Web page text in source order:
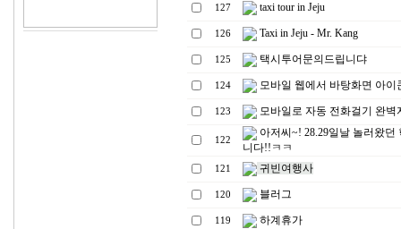
127 taxi tour in Jeju
126 Taxi in Jeju - Mr. Kang
125 택시투어문의드립니댜
124 모바일 웹에서 바탕화면 아이
123 모바일로 자동 전화걸기 완벽
122
아저씨~! 28.29일날 놀러왔던
니다!!ㅋㅋ
121 귀빈여행사
120 블러그
119 하계휴가